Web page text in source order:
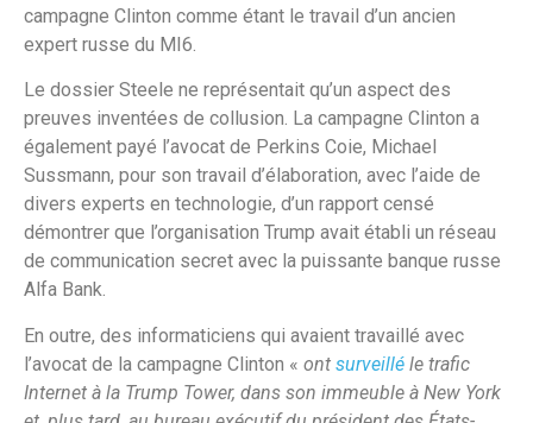
campagne Clinton comme étant le travail d’un ancien
expert russe du MI6.
Le dossier Steele ne représentait qu’un aspect des
preuves inventées de collusion. La campagne Clinton a
également payé l’avocat de Perkins Coie, Michael
Sussmann, pour son travail d’élaboration, avec l’aide de
divers experts en technologie, d’un rapport censé
démontrer que l’organisation Trump avait établi un réseau
de communication secret avec la puissante banque russe
Alfa Bank.
En outre, des informaticiens qui avaient travaillé avec
l’avocat de la campagne Clinton « ont surveillé le trafic
Internet à la Trump Tower, dans son immeuble à New York